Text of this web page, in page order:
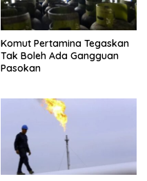
Komut Pertamina Tegaskan
Tak Boleh Ada Gangguan
Pasokan